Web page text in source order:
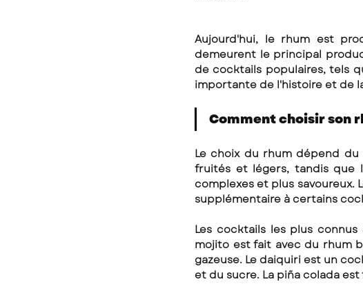
Aujourd'hui, le rhum est
demeurent le principal
de cocktails populaires, tels
importante de l'histoire et de
Comment choisir son
Le choix du rhum dépend
fruités et légers, tandis que
complexes et plus
supplémentaire à certains
Les cocktails les plus
mojito est fait avec du rhum
gazeuse. Le daiquiri est un
et du sucre. La piña colada